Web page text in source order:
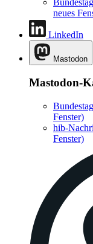
neues
LinkedIn
Mastodon
Mastodon-
Bundestag
Fenster)
hib-
Fenster)